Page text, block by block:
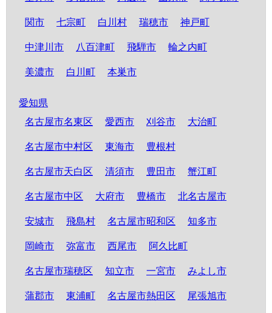
関市 七宗町 白川村 瑞穂市 神戸町
中津川市 八百津町 飛騨市 輪之内町
美濃市 白川町 本巣市
愛知県
名古屋市名東区
愛西市 刈谷市 大治町
名古屋市中村区 東海市 豊根村
名古屋市天白区 清須市 豊田市 蟹江町
名古屋市中区 大府市 豊橋市 北名古屋市
安城市 飛島村 名古屋市昭和区 知多市
岡崎市 弥富市 西尾市 阿久比町
名古屋市瑞穂区 知立市 一宮市 みよし市
蒲郡市 東浦町 名古屋市熱田区 尾張旭市